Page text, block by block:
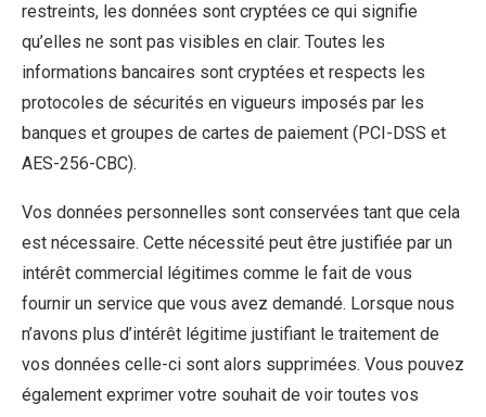
restreints, les données sont cryptées ce qui signifie
qu’elles ne sont pas visibles en clair. Toutes les
informations bancaires sont cryptées et respects les
protocoles de sécurités en vigueurs imposés par les
banques et groupes de cartes de paiement (PCI-DSS et
AES-256-CBC).
Vos données personnelles sont conservées tant que cela
est nécessaire. Cette nécessité peut être justifiée par un
intérêt commercial légitimes comme le fait de vous
fournir un service que vous avez demandé. Lorsque nous
n’avons plus d’intérêt légitime justifiant le traitement de
vos données celle-ci sont alors supprimées. Vous pouvez
également exprimer votre souhait de voir toutes vos